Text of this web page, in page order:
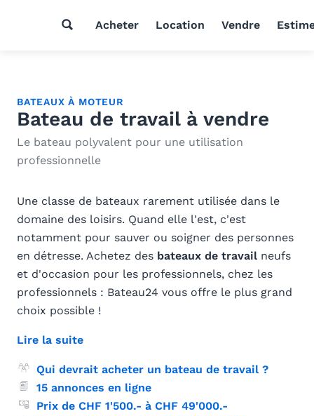
Acheter Location Vendre
BATEAUX À MOTEUR
Bateau de travail à vendre
Le bateau polyvalent pour une utilisation
professionnelle
Une classe de bateaux rarement utilisée dans le
domaine des loisirs. Quand elle l'est, c'est
notamment pour sauver ou soigner des personnes
en détresse. Achetez des bateaux de travail neufs
et d'occasion pour les professionnels, chez les
professionnels : Bateau24 vous offre le plus grand
choix possible !
Lire la suite
Qui devrait acheter un bateau de travail ?
15 annonces en ligne
Prix de CHF 1'500.- à CHF 49'000.-